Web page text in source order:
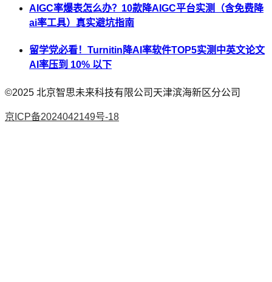
AIGC率爆表怎么办？10款降AIGC平台实测（含免费降
ai率工具）真实避坑指南
留学党必看！Turnitin降AI率软件TOP5实测中英文论文
AI率压到 10% 以下
©2025 北京智思未来科技有限公司天津滨海新区分公司
京ICP备2024042149号-18